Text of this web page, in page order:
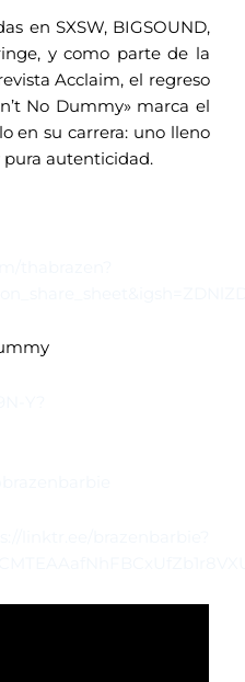
en SXSW, BIGSOUND,
y como parte de la
Acclaim, el regreso
No Dummy» marca el
en su carrera: uno lleno
autenticidad.